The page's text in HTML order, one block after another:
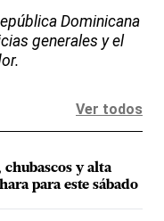
Dominicana
generales y el
Ver todos
y alta
para este sábado